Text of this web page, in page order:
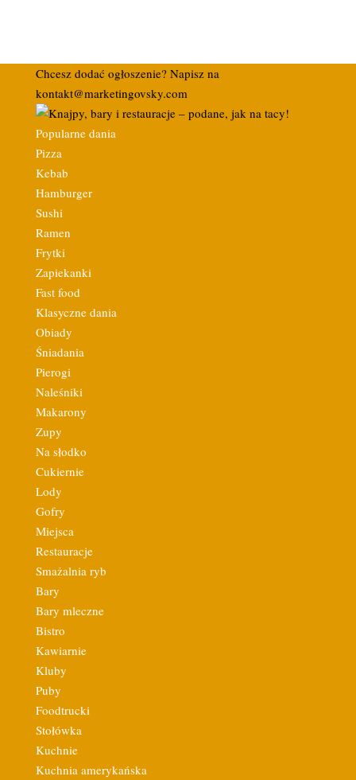
Chcesz dodać ogłoszenie? Napisz na
kontakt@marketingovsky.com
Popularne dania
Pizza
Kebab
Hamburger
Sushi
Ramen
Frytki
Zapiekanki
Fast food
Klasyczne dania
Obiady
Śniadania
Pierogi
Naleśniki
Makarony
Zupy
Na słodko
Cukiernie
Lody
Gofry
Miejsca
Restauracje
Smażalnia ryb
Bary
Bary mleczne
Bistro
Kawiarnie
Kluby
Puby
Foodtrucki
Stołówka
Kuchnie
Kuchnia amerykańska